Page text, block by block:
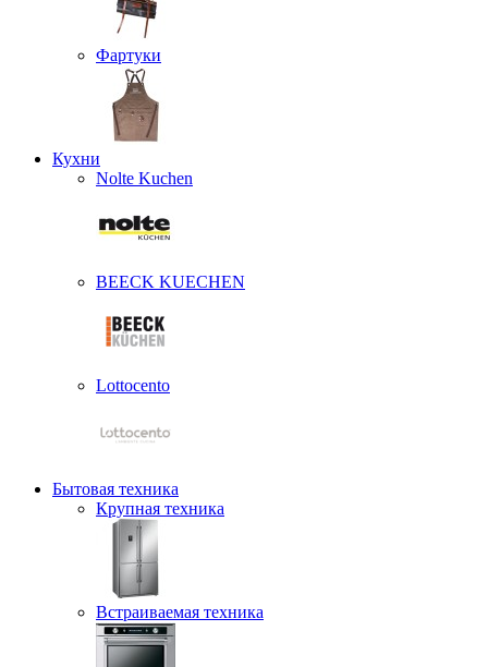
Фартуки
Кухни
Nolte Kuchen
BEECK KUECHEN
Lottocento
Бытовая техника
Крупная техника
Встраиваемая техника